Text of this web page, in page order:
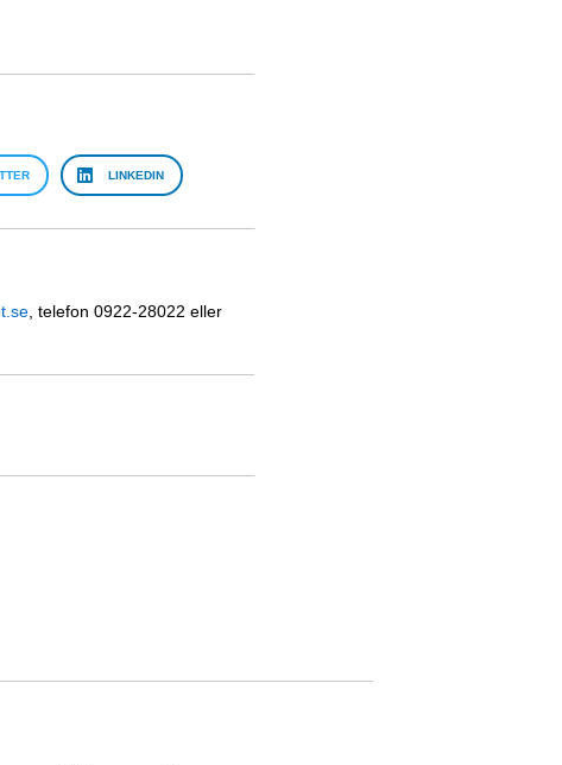
LINKEDIN
, telefon 0922-28022 eller